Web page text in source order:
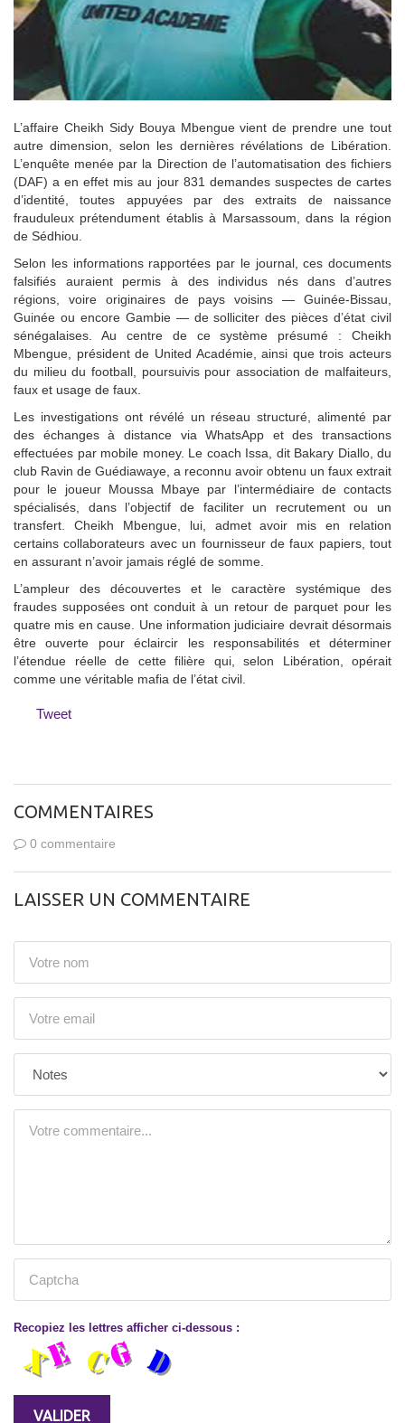
L’affaire Cheikh Sidy Bouya Mbengue vient de prendre une tout
autre dimension, selon les dernières révélations de Libération.
L’enquête menée par la Direction de l’automatisation des fichiers
(DAF) a en effet mis au jour 831 demandes suspectes de cartes
d’identité, toutes appuyées par des extraits de naissance
frauduleux prétendument établis à Marsassoum, dans la région
de Sédhiou.
Selon les informations rapportées par le journal, ces documents
falsifiés auraient permis à des individus nés dans d’autres
régions, voire originaires de pays voisins — Guinée-Bissau,
Guinée ou encore Gambie — de solliciter des pièces d’état civil
sénégalaises. Au centre de ce système présumé : Cheikh
Mbengue, président de United Académie, ainsi que trois acteurs
du milieu du football, poursuivis pour association de malfaiteurs,
faux et usage de faux.
Les investigations ont révélé un réseau structuré, alimenté par
des échanges à distance via WhatsApp et des transactions
effectuées par mobile money. Le coach Issa, dit Bakary Diallo, du
club Ravin de Guédiawaye, a reconnu avoir obtenu un faux extrait
pour le joueur Moussa Mbaye par l’intermédiaire de contacts
spécialisés, dans l’objectif de faciliter un recrutement ou un
transfert. Cheikh Mbengue, lui, admet avoir mis en relation
certains collaborateurs avec un fournisseur de faux papiers, tout
en assurant n’avoir jamais réglé de somme.
L’ampleur des découvertes et le caractère systémique des
fraudes supposées ont conduit à un retour de parquet pour les
quatre mis en cause. Une information judiciaire devrait désormais
être ouverte pour éclaircir les responsabilités et déterminer
l’étendue réelle de cette filière qui, selon Libération, opérait
comme une véritable mafia de l’état civil.
Tweet
COMMENTAIRES
0 commentaire
LAISSER UN COMMENTAIRE
Recopiez les lettres afficher ci-dessous :